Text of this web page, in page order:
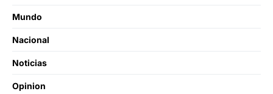
Mundo
Nacional
Noticias
Opinion